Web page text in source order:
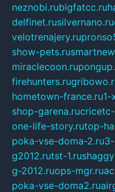
neznobi.rubigfatcc.ru
delfinet.rusilvernano.ru
velotrenajery.ru
show-pets.ru
miraclecoon.ru
firehunters.ru
hometown-france.ru
shop-garena.ru
one-life-story.rutop-
poka-vse-doma-2.ru
g2012.rutst-1.ru
g-2012.ruops-mgr.ru
poka-vse-doma2.ru